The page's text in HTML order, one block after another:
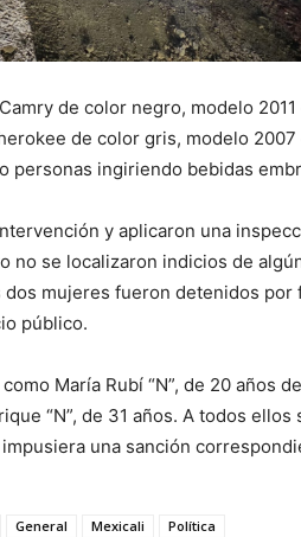
de color negro, modelo 2011
de color gris, modelo 2007
personas ingiriendo bebidas
y aplicaron una
no se localizaron indicios de
mujeres fueron detenidos por
público.
María Rubí “N”, de 20 años
“N”, de 31 años. A todos ellos
una sanción
General Mexicali Política